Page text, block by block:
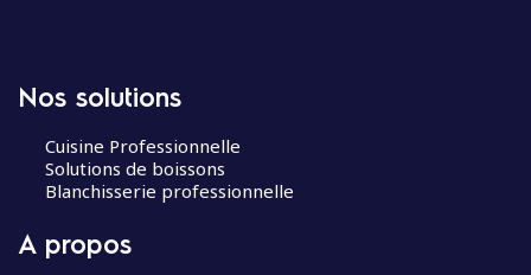
Nos solutions
Cuisine Professionnelle
Solutions de boissons
Blanchisserie professionnelle
A propos